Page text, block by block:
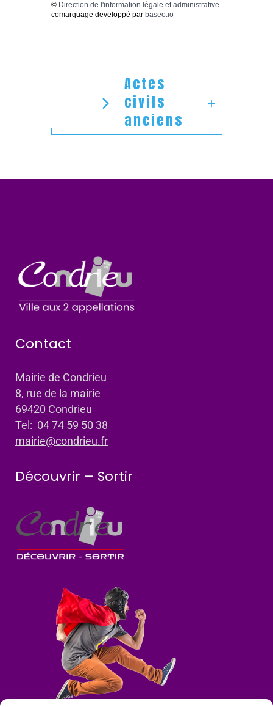
© Direction de l'information légale et administrative
comarquage developpé par baseo.io
Actes
civils
anciens
Contact
Mairie de Condrieu
8, rue de la mairie
69420 Condrieu
Tel: 04 74 59 50 38
mairie@condrieu.fr
Découvrir – Sortir